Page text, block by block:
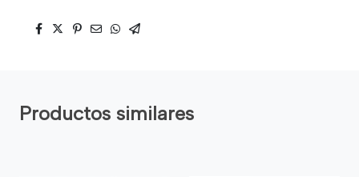
Productos similares